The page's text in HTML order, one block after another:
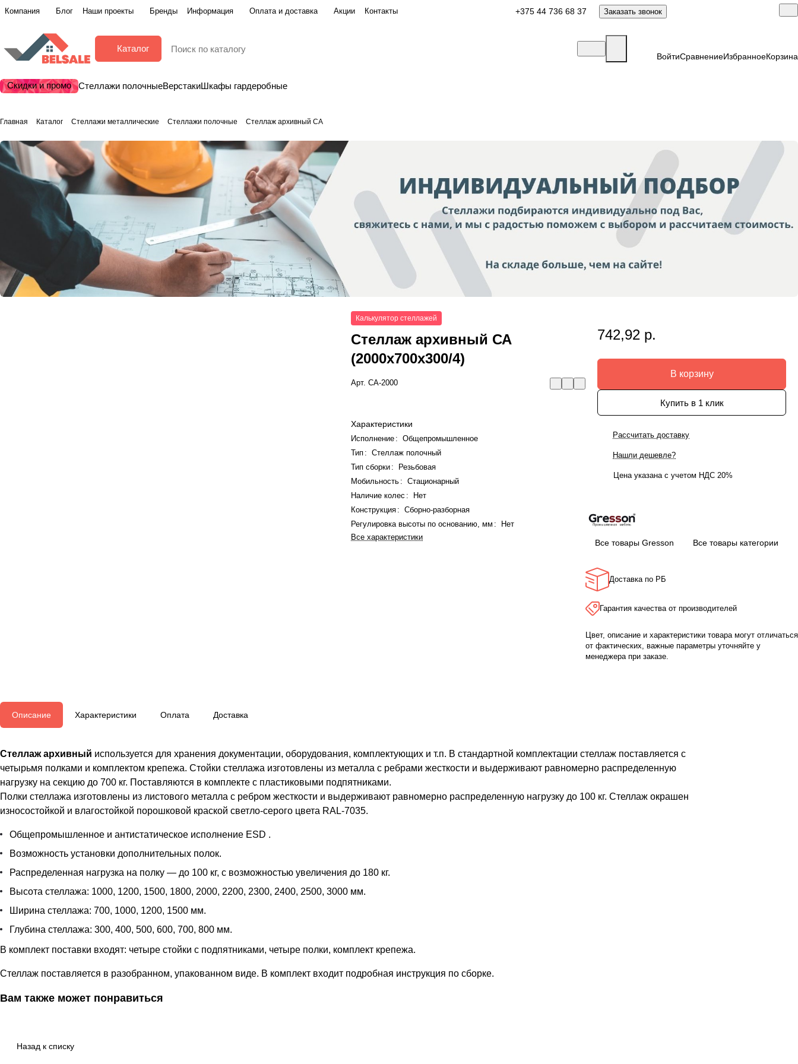
Компания Блог Наши проекты Бренды Информация Оплата и доставка Акции Контакты +375 44 736 68 37 Заказать звонок
Каталог
ВойтиСравнениеИзбранноеКорзина
Скидки и промо Стеллажи полочныеВерстакиШкафы гардеробные
Главная Каталог Стеллажи металлические Стеллажи полочные Стеллаж архивный СА
Калькулятор стеллажей
Стеллаж архивный СА
(2000x700x300/4)
Арт.СА-2000
Характеристики
Исполнение :
Общепромышленное
Тип :
Стеллаж полочный
Тип сборки:
Резьбовая
Мобильность :
Стационарный
Наличие колес :
Нет
Конструкция :
Сборно-разборная
Регулировка высоты по основанию, мм :
Нет
Все характеристики
742,92 р.
В корзину
Купить в 1 клик
Рассчитать доставку
Нашли дешевле?
Цена указана с учетом НДС 20%
Все товары Gresson Все товары категории
Доставка по РБ
Гарантия качества от производителей
Цвет, описание и характеристики товара могут отличаться
от фактических, важные параметры уточняйте у
менеджера при заказе.
Описание Характеристики Оплата Доставка
Стеллаж архивный используется для хранения документации, оборудования, комплектующих и т.п. В стандартной комплектации стеллаж поставляется с
четырьмя полками и комплектом крепежа. Стойки стеллажа изготовлены из металла с ребрами жесткости и выдерживают равномерно распределенную
нагрузку на секцию до 700 кг. Поставляются в комплекте с пластиковыми подпятниками.
Полки стеллажа изготовлены из листового металла с ребром жесткости и выдерживают равномерно распределенную нагрузку до 100 кг. Стеллаж окрашен
износостойкой и влагостойкой порошковой краской светло-серого цвета RAL-7035.
Общепромышленное и антистатическое исполнение ESD .
Возможность установки дополнительных полок.
Распределенная нагрузка на полку — до 100 кг, с возможностью увеличения до 180 кг.
Высота стеллажа: 1000, 1200, 1500, 1800, 2000, 2200, 2300, 2400, 2500, 3000 мм.
Ширина стеллажа: 700, 1000, 1200, 1500 мм.
Глубина стеллажа: 300, 400, 500, 600, 700, 800 мм.
В комплект поставки входят: четыре стойки с подпятниками, четыре полки, комплект крепежа.
Стеллаж поставляется в разобранном, упакованном виде. В комплект входит подробная инструкция по сборке.
Вам также может понравиться
Назад к списку